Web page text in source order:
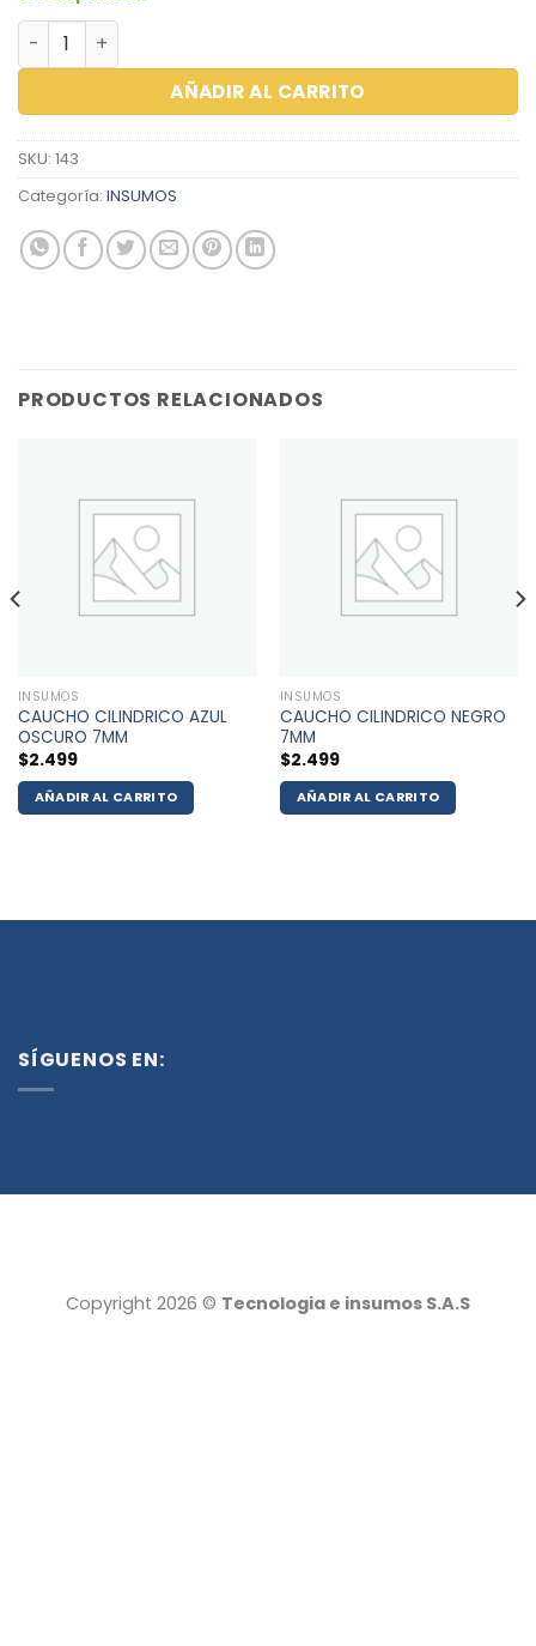
CAUCHO SIN BISEL PEQ. ROSADO 17*2.5 cantidad
AÑADIR AL CARRITO
SKU: 143
Categoría: INSUMOS
PRODUCTOS RELACIONADOS
INSUMOS
CAUCHO CILINDRICO AZUL
OSCURO 7MM
$2.499
AÑADIR AL CARRITO
INSUMOS
CAUCHO CILINDRICO NEGRO
7MM
$2.499
AÑADIR AL CARRITO
SÍGUENOS EN:
Copyright 2026 © Tecnologia e insumos S.A.S